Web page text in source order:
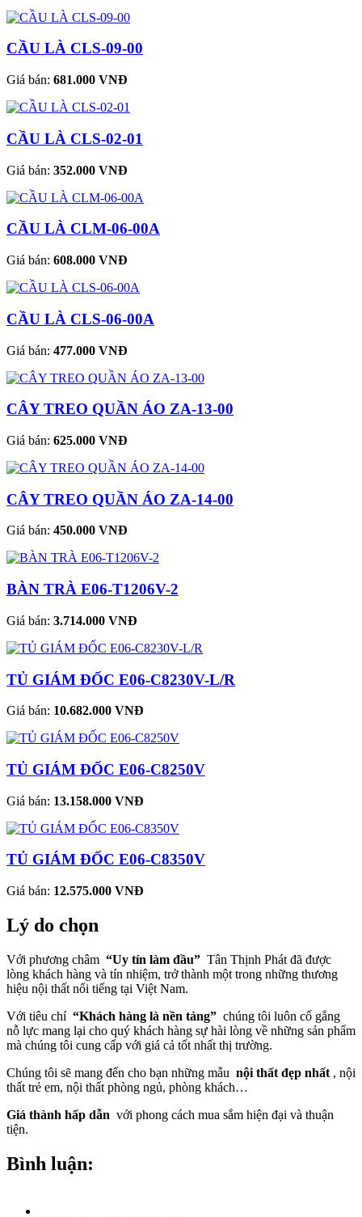
CẦU LÀ CLS-09-00
Giá bán: 681.000 VNĐ
CẦU LÀ CLS-02-01
Giá bán: 352.000 VNĐ
CẦU LÀ CLM-06-00A
Giá bán: 608.000 VNĐ
CẦU LÀ CLS-06-00A
Giá bán: 477.000 VNĐ
CÂY TREO QUẦN ÁO ZA-13-00
Giá bán: 625.000 VNĐ
CÂY TREO QUẦN ÁO ZA-14-00
Giá bán: 450.000 VNĐ
BÀN TRÀ E06-T1206V-2
Giá bán: 3.714.000 VNĐ
TỦ GIÁM ĐỐC E06-C8230V-L/R
Giá bán: 10.682.000 VNĐ
TỦ GIÁM ĐỐC E06-C8250V
Giá bán: 13.158.000 VNĐ
TỦ GIÁM ĐỐC E06-C8350V
Giá bán: 12.575.000 VNĐ
Lý do chọn
Với phương châm “Uy tín làm đầu” Tân Thịnh Phát đã được
lòng khách hàng và tín nhiệm, trở thành một trong những thương
hiệu nội thất nổi tiếng tại Việt Nam.
Với tiêu chí “Khách hàng là nền tảng” chúng tôi luôn cố gắng
nỗ lực mang lại cho quý khách hàng sự hài lòng về những sản phẩm
mà chúng tôi cung cấp với giá cả tốt nhất thị trường.
Chúng tôi sẽ mang đến cho bạn những mẫu nội thất đẹp nhất , nội
thất trẻ em, nội thất phòng ngủ, phòng khách…
Giá thành hấp dẫn với phong cách mua sắm hiện đại và thuận
tiện.
Bình luận: